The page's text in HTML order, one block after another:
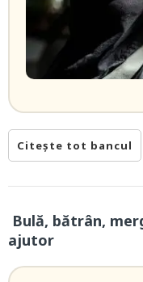
Citește tot bancul
Bulă, bătrân,
ajutor